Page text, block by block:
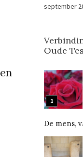
september
Oude
De mens,